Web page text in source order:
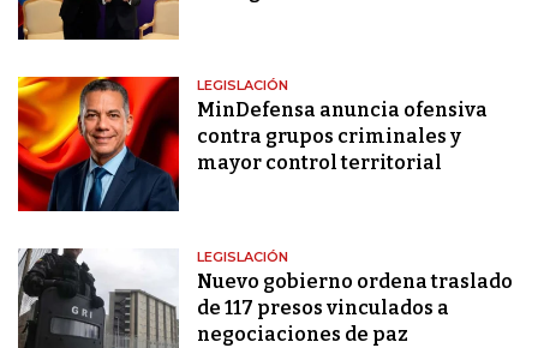
LEGISLACIÓN
MinDefensa anuncia ofensiva
contra grupos criminales y
mayor control territorial
LEGISLACIÓN
Nuevo gobierno ordena traslado
de 117 presos vinculados a
negociaciones de paz